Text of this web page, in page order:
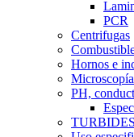
PCR
Centrifugas
Hornos e
Microscopía
PH,
TURBIDES